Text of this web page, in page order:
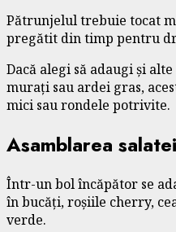
Pătrunjelul trebuie tocat
pregătit din timp pentru
Dacă alegi să adaugi și
murați sau ardei gras,
mici sau rondele potrivite.
Asamblarea salatei
Într-un bol încăpător se
în bucăți, roșiile cherry,
verde.